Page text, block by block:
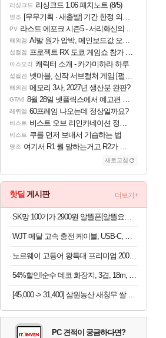
리싱크드 리싱크드 1.06 패치노트 (8/5)
명조 [무무기획 · 새출발] 기간 한정 의뢰 이벤트
PV 라스트 에포크 시즌5 - 서리화신의 분노 티저
해외겜 AI발 원가 압박, 메인보드값 오르나
섭컬겜 프로젝트 RX 도쿄 게임쇼 참가 결정
아스오라 캐릭터 소개 - 카가미하라 하루
섭컬겜 넷마블, 신작 서브컬쳐 게임 [펄 인 블루] 티저 사이트 오픈
해외겜 메모리 3사, 2027년 생산분 완판?
GTA6 8월 28일 넷플릭스에서 예고편 공개 예정
레퀴엠 60프레임 나오는데 정상일까요?
비스트 비스트 오브 리인카네이션 정보/공략글 모음
비스트 쿠를 먼저 보내서 기습하는 법
명조 여기서 R1 뭘 말하는거고 R2가 뭘말하는걸까요?
새로고침
핫딜 게시판 더보기+
SK망 100기가 2900원 알뜰폰[알뜰요금제]5개월 유심무료
WJT 메탈 고속 충전 케이블, USB-C, 블랙, 1.5m, 1개
노르웨이 고등어 왕특대 프리미엄 200-220g x 10팩
54%할인!순수 데코 화장지, 3겹, 18m, 30롤, 1개
[45,000 -> 31,400] 삼원농산 새청무 쌀 상등급 10kg
PC 견적이 궁금하다면?